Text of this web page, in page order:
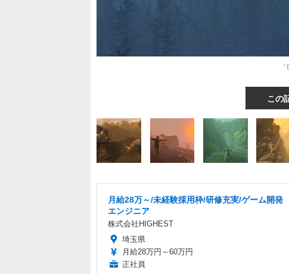
この
月給28万～/未経験採用枠/研修充実/ゲーム開発
エンジニア
株式会社HIGHEST
埼玉県
月給28万円～60万円
正社員